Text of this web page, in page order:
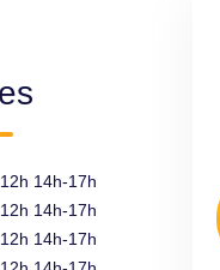
14h-17h
14h-17h
14h-17h